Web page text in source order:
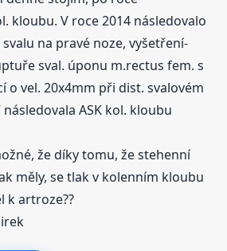
kloubu. V roce 2014 následovalo
na pravé noze, vyšetření-
sval. úponu m.rectus fem. s
o vel. 20x4mm při dist. svalovém
ASK kol. kloubu
že díky tomu, že stehenní
měly, se tlak v kolenním kloubu
k artroze??